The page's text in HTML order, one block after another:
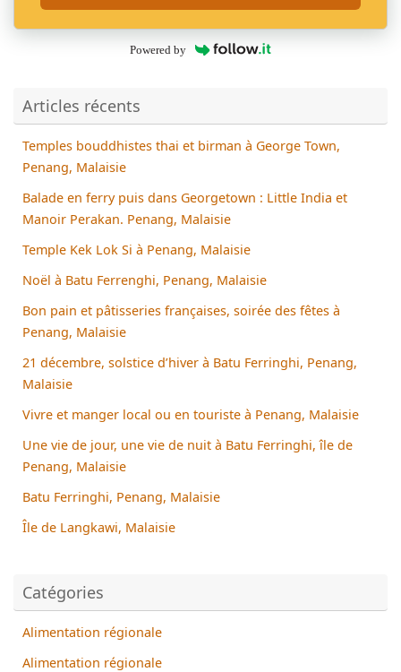
Powered by
Articles récents
Temples bouddhistes thai et birman à George Town,
Penang, Malaisie
Balade en ferry puis dans Georgetown : Little India et
Manoir Perakan. Penang, Malaisie
Temple Kek Lok Si à Penang, Malaisie
Noël à Batu Ferrenghi, Penang, Malaisie
Bon pain et pâtisseries françaises, soirée des fêtes à
Penang, Malaisie
21 décembre, solstice d’hiver à Batu Ferringhi, Penang,
Malaisie
Vivre et manger local ou en touriste à Penang, Malaisie
Une vie de jour, une vie de nuit à Batu Ferringhi, île de
Penang, Malaisie
Batu Ferringhi, Penang, Malaisie
Île de Langkawi, Malaisie
Catégories
Alimentation régionale
Alimentation régionale